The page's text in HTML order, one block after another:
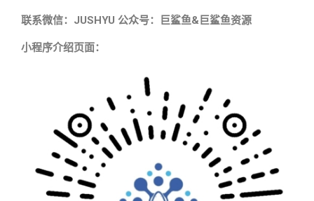
联系微信：JUSHYU 公众号：巨鲨鱼&巨鲨鱼资源
小程序介绍页面：